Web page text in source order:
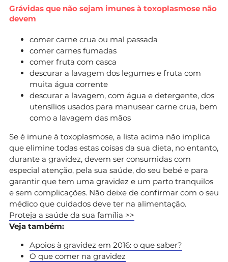
Grávidas que não sejam imunes à toxoplasmose não
devem
comer carne crua ou mal passada
comer carnes fumadas
comer fruta com casca
descurar a lavagem dos legumes e fruta com
muita água corrente
descurar a lavagem, com água e detergente, dos
utensílios usados para manusear carne crua, bem
como a lavagem das mãos
Se é imune à toxoplasmose, a lista acima não implica
que elimine todas estas coisas da sua dieta, no entanto,
durante a gravidez, devem ser consumidas com
especial atenção, pela sua saúde, do seu bebé e para
garantir que tem uma gravidez e um parto tranquilos
e sem complicações. Não deixe de confirmar com o seu
médico que cuidados deve ter na alimentação.
Proteja a saúde da sua família >>
Veja também:
Apoios à gravidez em 2016: o que saber?
O que comer na gravidez